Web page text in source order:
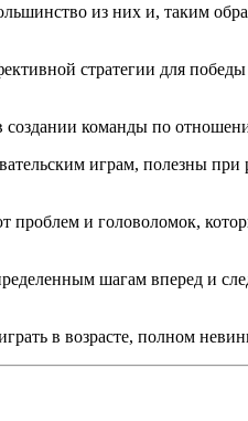
из них и, таким
стратегии для победы
создании команды по
играм, полезны при
проблем и головоломок,
шагам вперед и
в возрасте, полном